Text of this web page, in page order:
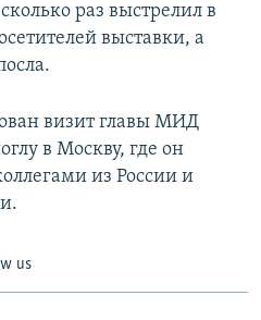
раз выстрелил в
выставки, а
визит главы МИД
в Москву, где он
из России и
us